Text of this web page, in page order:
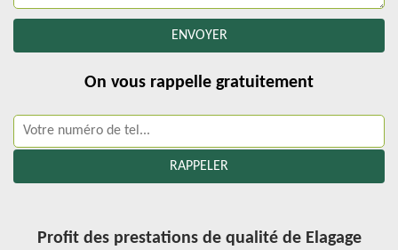
On vous rappelle gratuitement
Profit des prestations de qualité de Elagage